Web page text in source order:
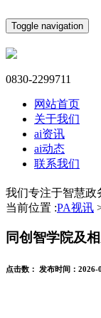
Toggle navigation
0830-2299711
网站首页
关于我们
ai资讯
ai动态
联系我们
我们专注于智慧政
当前位置 :PA视讯
同创智学院及
点击数： 发布时间： 2026-